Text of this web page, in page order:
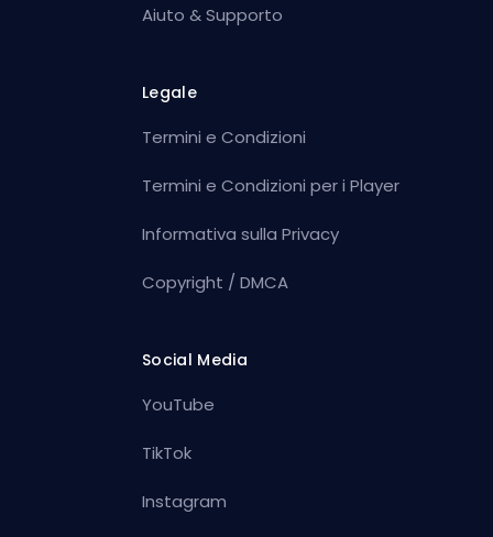
Aiuto & Supporto
Legale
Termini e Condizioni
Termini e Condizioni per i Player
Informativa sulla Privacy
Copyright / DMCA
Social Media
YouTube
TikTok
Instagram